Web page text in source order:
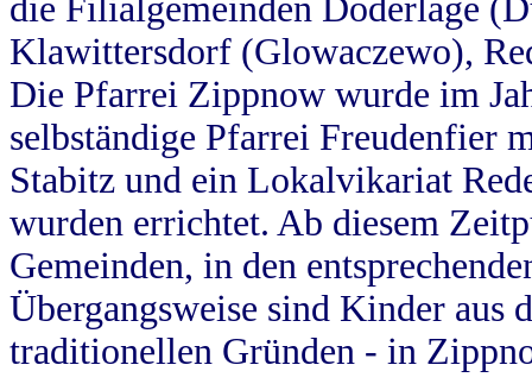
die Filialgemeinden Doderlage
Klawittersdorf (Glowaczewo),
Die Pfarrei Zippnow wurde im
selbständige Pfarrei Freudenfier
Stabitz und ein Lokalvikariat
wurden errichtet. Ab diesem
Gemeinden, in den
Übergangsweise sind Kinder aus
traditionellen Gründen - in